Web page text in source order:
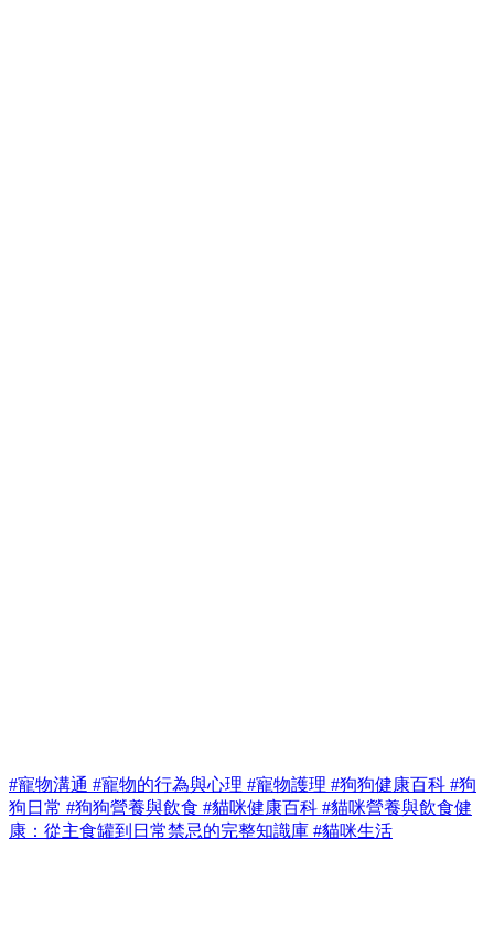
#寵物溝通 #寵物的行為與心理 #寵物護理 #狗狗健康百科 #狗
狗日常 #狗狗營養與飲食 #貓咪健康百科 #貓咪營養與飲食健
康：從主食罐到日常禁忌的完整知識庫 #貓咪生活